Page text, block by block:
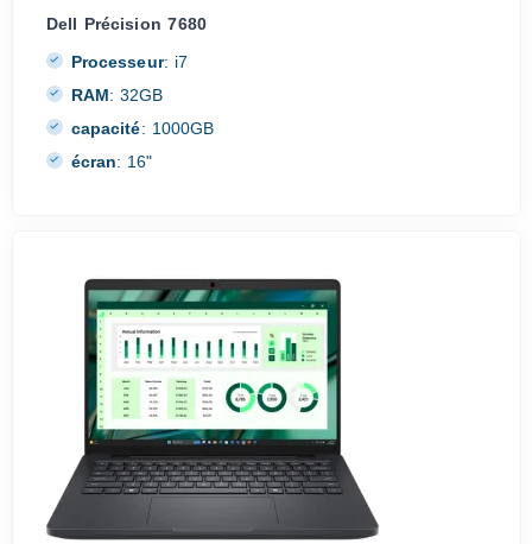
Dell Précision 7680
Processeur: i7
RAM: 32GB
capacité: 1000GB
écran: 16"